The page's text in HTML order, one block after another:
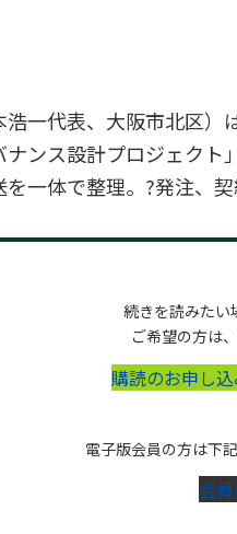
一代表、大阪市北区
ンス設計プロジェクト
一体で整理。?発注、
続きを読みたい
ご希望の方は
購読のお申し
電子版会員の方は下
会